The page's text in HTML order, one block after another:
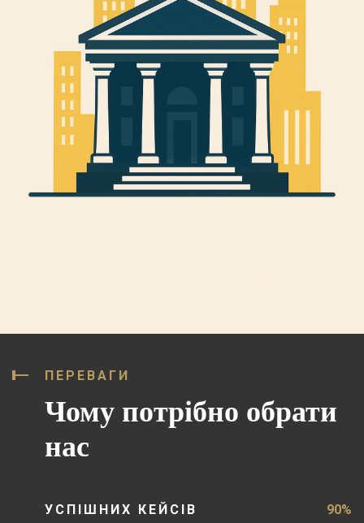
ПЕРЕВАГИ
Чому потрібно обрати
нас
УСПІШНИХ КЕЙСІВ 90%